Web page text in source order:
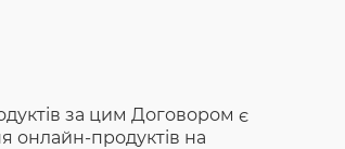
за цим Договором є
онлайн-продуктів на